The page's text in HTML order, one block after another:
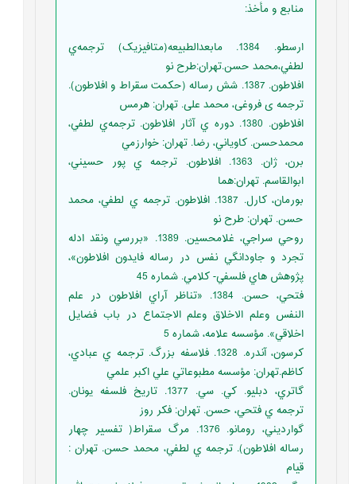
منابع و مأخذ:
ارسطو. 1384. مابعدالطبيعه(متافيزيک) ترجمه‌ي
لطفي،محمد حسن.تهران:طرح نو
افلاطون. 1387. شش رساله (حکمت سقراط و افلاطون).
ترجمه ی فروغی، محمد علی. تهران: هرمس
افلاطون. 1380. دوره ي آثار افلاطون. ترجمه‌ي لطفي،
محمدحسن. کاوياني، رضا. تهران: خوارزمي
برن، ژان. 1363. افلاطون. ترجمه ي پور حسيني،
ابوالقاسم. تهران:هما
بورمان، کارل. 1387. افلاطون. ترجمه ي لطفي، محمد
حسن. تهران: طرح نو
روحي سراجي، غلامحسين. 1389. «بررسي ونقد ادله
تجرد و جاودانگي نفس در رساله فايدون افلاطون»،
پژوهش هاي فلسفي- کلامي. شماره 45
فتحي، حسن. 1384. «تناظر آراي افلاطون در علم
النفس وعلم الاخلاق وعلم الاجتماع در باب فضايل
اخلاقي». مؤسسه علامه، شماره 5
کرسون، آندره. 1328. فلاسفه بزرگ. ترجمه ي عبادي،
کاظم.تهران: مؤسسه مطبوعاتي علي اکبر علمي
گاتري، دبليو. کي. سي. 1377. تاريخ فلسفه يونان.
ترجمه ي فتحي، حسن. تهران: فکر روز
گوارديني، رومانو. 1376. مرگ سقراط( تفسير چهار
رساله افلاطون). ترجمه ي لطفي، محمد حسن. تهران :
قيام